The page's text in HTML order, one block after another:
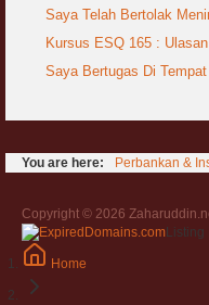
Saya Telah Bertolak
Kursus ESQ 165 :
Saya Bertugas Di
You are here: Perbankan &
Copyright © 2026
Listing
Home